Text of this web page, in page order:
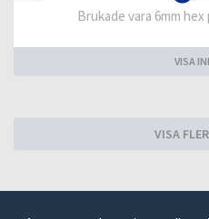
Brukade vara 6mm
VISA
VISA